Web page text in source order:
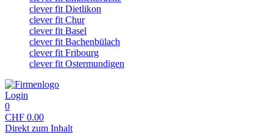
clever fit Dietlikon
clever fit Chur
clever fit Basel
clever fit Bachenbülach
clever fit Fribourg
clever fit Ostermundigen
Login
0
CHF 0.00
Direkt zum Inhalt